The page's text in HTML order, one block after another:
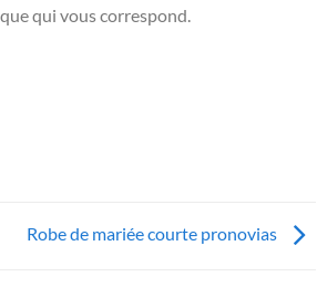
qui vous correspond.
Robe de mariée courte pronovias